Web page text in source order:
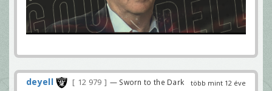
több mint 12 éve
deyell 12 979 — Sworn to the Dark